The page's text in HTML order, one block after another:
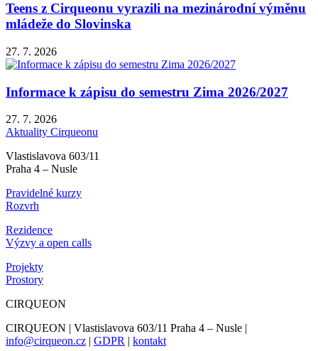
Teens z Cirqueonu vyrazili na mezinárodní výměnu
mládeže do Slovinska
27. 7. 2026
Informace k zápisu do semestru Zima 2026/2027
27. 7. 2026
Aktuality Cirqueonu
Vlastislavova 603/11
Praha 4 – Nusle
Pravidelné kurzy
Rozvrh
Rezidence
Výzvy a open calls
Projekty
Prostory
CIRQUEON
CIRQUEON | Vlastislavova 603/11 Praha 4 – Nusle |
info@cirqueon.cz | GDPR | kontakt